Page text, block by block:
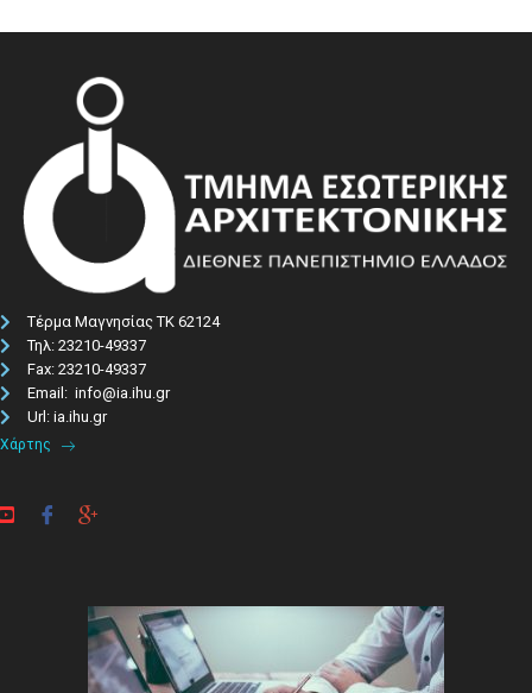
Τέρμα Μαγνησίας ΤΚ 62124
Τηλ: 23210-49337​
Fax: 23210-49337
Email: info@ia.ihu.gr
Url: ia.ihu.gr
Χάρτης